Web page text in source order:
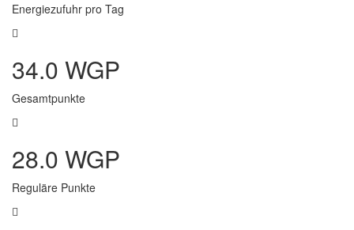
Energiezufuhr pro Tag
34.0 WGP
Gesamtpunkte
28.0 WGP
Reguläre Punkte